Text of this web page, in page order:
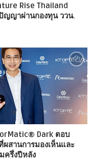
Rise Thailand
ญญาผ่านกองทุน ววน.
Dark ตอบ
สานการมองเห็นและ
ครึ่งปีหลัง